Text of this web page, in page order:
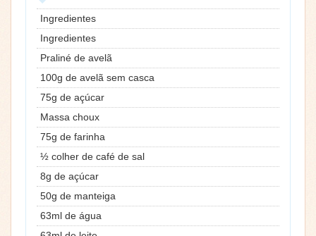
Ingredientes
Ingredientes
Praliné de avelã
100g de avelã sem casca
75g de açúcar
Massa choux
75g de farinha
½ colher de café de sal
8g de açúcar
50g de manteiga
63ml de água